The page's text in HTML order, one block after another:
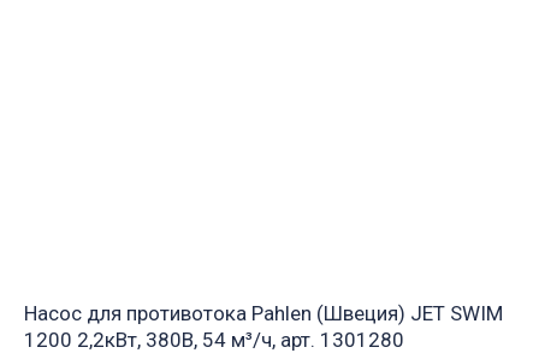
Насос для противотока Pahlen (Швеция) JET SWIM
1200 2,2кВт, 380В, 54 м³/ч, арт. 1301280